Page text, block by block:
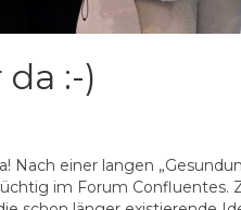
:-)
Nach einer langen
im Forum Confluentes.